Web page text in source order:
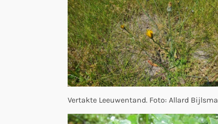
Vertakte Leeuwentand. Foto: Allard